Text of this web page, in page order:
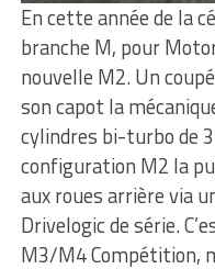
En cette année de la
branche M, pour
nouvelle M2. Un
son capot la
cylindres bi-turbo de
configuration M2 la
aux roues arrière via
Drivelogic de série.
M3/M4 Compétition,